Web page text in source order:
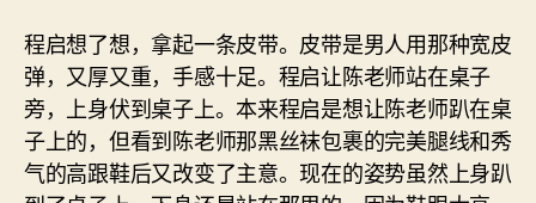
程启想了想，拿起一条皮带。皮带是男人用那种宽皮
弹，又厚又重，手感十足。程启让陈老师站在桌子
旁，上身伏到桌子上。本来程启是想让陈老师趴在桌
子上的，但看到陈老师那黑丝袜包裹的完美腿线和秀
气的高跟鞋后又改变了主意。现在的姿势虽然上身趴